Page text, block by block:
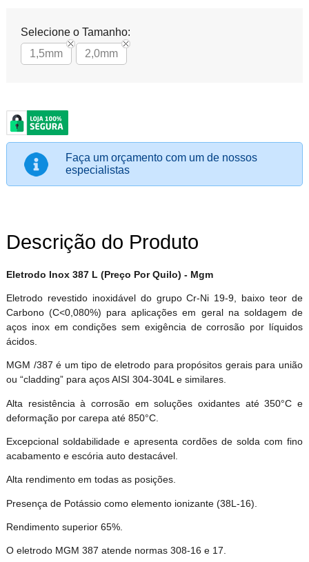
Selecione o Tamanho:
1,5mm
2,0mm
Faça um orçamento com um de nossos
especialistas
Descrição do Produto
Eletrodo Inox 387 L (Preço Por Quilo) - Mgm
Eletrodo revestido inoxidável do grupo Cr-Ni 19-9, baixo teor de
Carbono (C<0,080%) para aplicações em geral na soldagem de
aços inox em condições sem exigência de corrosão por líquidos
cidos.
MGM /387 é um tipo de eletrodo para propósitos gerais para união
ou “cladding” para aços AISI 304-304L e similares.
Alta resistência à corrosão em soluções oxidantes até 350°C e
deformação por carepa até 850°C.
Excepcional soldabilidade e apresenta cordões de solda com fino
acabamento e escória auto destacável.
Alta rendimento em todas as posições.
Presença de Potássio como elemento ionizante (38L-16).
Rendimento superior 65%.
O eletrodo MGM 387 atende normas 308-16 e 17.